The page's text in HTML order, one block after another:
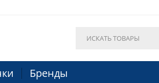
Бренды